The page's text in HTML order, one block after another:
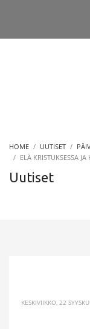
HOME UUTISET
ELÄ KRISTUKSESSA
Uutiset
KESKIVIIKKO, 22